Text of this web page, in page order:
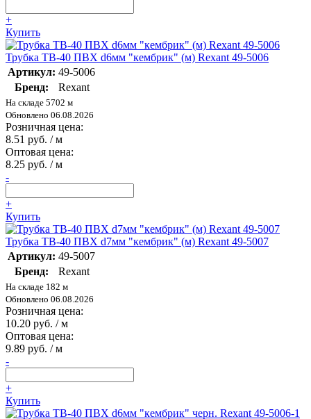
+
Купить
Трубка ТВ-40 ПВХ d6мм "кембрик" (м) Rexant 49-5006
Артикул: 49-5006
Бренд:
Rexant
На складе 5702 м
Обновлено 06.08.2026
Розничная цена:
8.51 руб. / м
Оптовая цена:
8.25 руб. / м
-
+
Купить
Трубка ТВ-40 ПВХ d7мм "кембрик" (м) Rexant 49-5007
Артикул: 49-5007
Бренд:
Rexant
На складе 182 м
Обновлено 06.08.2026
Розничная цена:
10.20 руб. / м
Оптовая цена:
9.89 руб. / м
-
+
Купить